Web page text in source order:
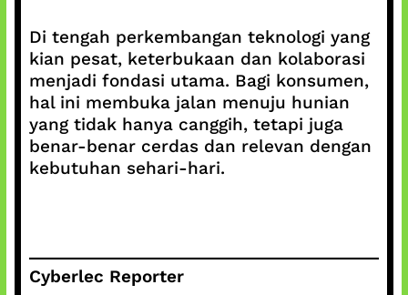
Di tengah perkembangan teknologi yang
kian pesat, keterbukaan dan kolaborasi
menjadi fondasi utama. Bagi konsumen,
hal ini membuka jalan menuju hunian
yang tidak hanya canggih, tetapi juga
benar-benar cerdas dan relevan dengan
kebutuhan sehari-hari.
Cyberlec Reporter